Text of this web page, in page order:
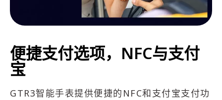
便捷支付选项，NFC与支付
宝
GTR3智能手表提供便捷的NFC和支付宝支付功